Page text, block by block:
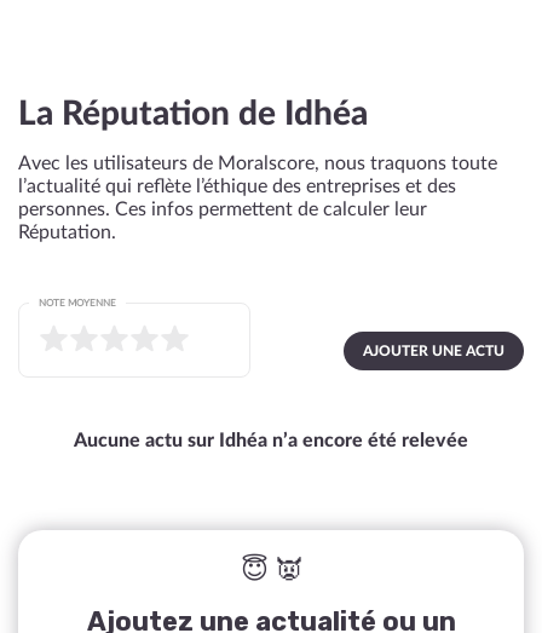
La Réputation de Idhéa
Avec les utilisateurs de Moralscore, nous traquons toute
l’actualité qui reflète l’éthique des entreprises et des
personnes. Ces infos permettent de calculer leur
Réputation.
AJOUTER UNE ACTU
NOTE MOYENNE
Aucune actu sur Idhéa n’a encore été relevée
😇 👿
Ajoutez une actualité ou un